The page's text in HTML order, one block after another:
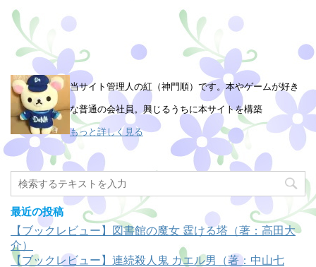
当サイト管理人の紅（神門順）です。本やゲームが好き
な普通の会社員。興じるうちに本サイトを構築
もっと詳しく見る
最近の投稿
【ブックレビュー】図書館の魔女 霆ける塔（著：高田大
介）
【ブックレビュー】連続殺人鬼 カエル男（著：中山七